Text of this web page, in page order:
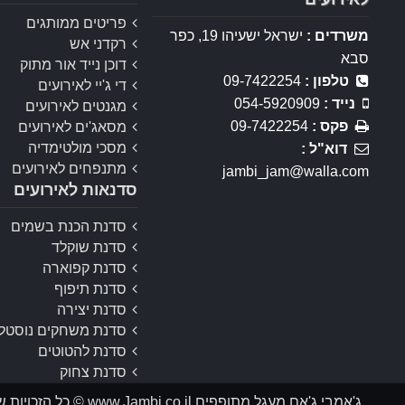
משרדים :
ישראל ישעיהו 19, כפר
סבא
טלפון :09-7422254
נייד :054-5920909
פקס :09-7422254
דוא"ל :
jambi_jam@walla.com
פריטים ממותגים
רקדני אש
דוכן נייד אור מתוק
די ג'יי לאירועים
מגנטים לאירועים
מסאג'ים לאירועים
מסכי מולטימדיה
מתנפחים לאירועים
סדנאות לאירועים
סדנת הכנת בשמים
סדנת שוקלד
סדנת קפוארה
סדנת תיפוף
סדנת יצירה
סדנת משחקים
סדנת להטוטים
סדנת צחוק
ג'אמבי ג'אם מעגל מתופפים www.Jambi.co.il © כל הזכויות שמורות